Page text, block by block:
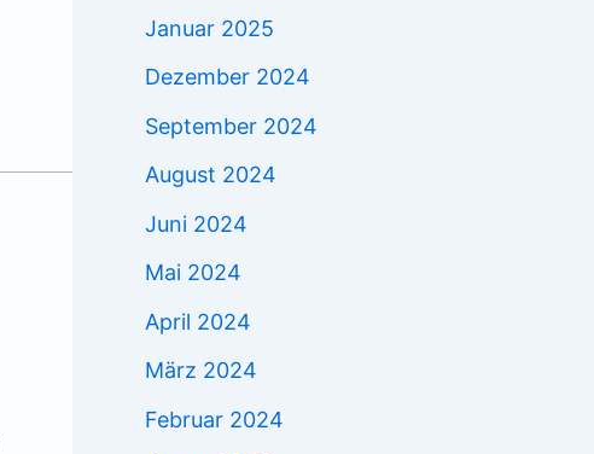
Januar 2025
Dezember 2024
September 2024
August 2024
Juni 2024
Mai 2024
April 2024
März 2024
Februar 2024